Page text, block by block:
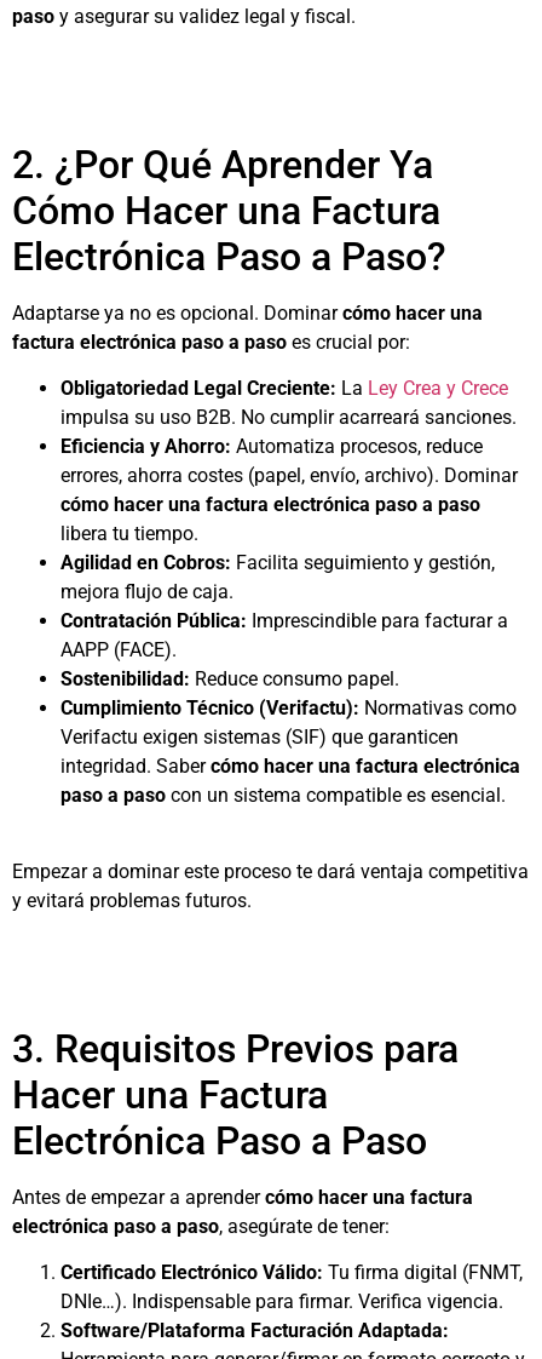
paso y asegurar su validez legal y fiscal.
2. ¿Por Qué Aprender Ya
Cómo Hacer una Factura
Electrónica Paso a Paso?
Adaptarse ya no es opcional. Dominarcómo hacer una
factura electrónica paso a paso es crucial por:
Obligatoriedad Legal Creciente: La Ley Crea y Crece
impulsa su uso B2B. No cumplir acarreará sanciones.
Eficiencia y Ahorro: Automatiza procesos, reduce
errores, ahorra costes (papel, envío, archivo). Dominar
cómo hacer una factura electrónica paso a paso
libera tu tiempo.
Agilidad en Cobros: Facilita seguimiento y gestión,
mejora flujo de caja.
Contratación Pública: Imprescindible para facturar a
AAPP (FACE).
Sostenibilidad: Reduce consumo papel.
Cumplimiento Técnico (Verifactu): Normativas como
Verifactu exigen sistemas (SIF) que garanticen
integridad. Sabercómo hacer una factura electrónica
paso a paso con un sistema compatible es esencial.
Empezar a dominar este proceso te dará ventaja competitiva
y evitará problemas futuros.
3. Requisitos Previos para
Hacer una Factura
Electrónica Paso a Paso
Antes de empezar a aprendercómo hacer una factura
electrónica paso a paso, asegúrate de tener:
Certificado Electrónico Válido: Tu firma digital (FNMT,
DNIe…). Indispensable para firmar. Verifica vigencia.
Software/Plataforma Facturación Adaptada: